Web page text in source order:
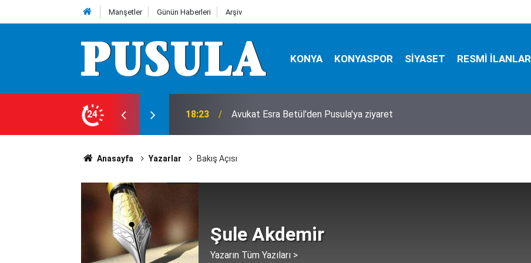
Manşetler Günün Haberleri Arşiv
KONYA KONYASPOR SİYASET RESMİ İLANLAR
24 17:52 Feci kazada mucize kurtuluş! 150 metrelik uçurumdan sağ çıkarıldı
Anasayfa Yazarlar Bakış Açısı
Şule Akdemir
Yazarın Tüm Yazıları >